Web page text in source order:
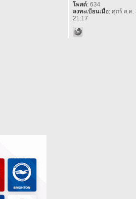
โพสต์:634
ลงทะเบียนเมื่อ:ศุกร์ ส.ค.
21:17